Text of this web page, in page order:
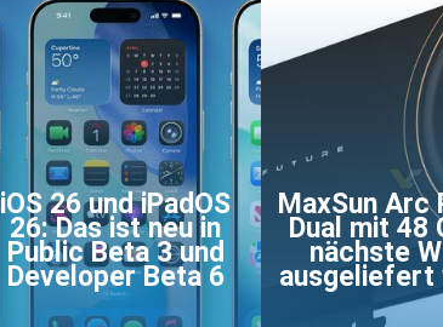
iOS 26 und iPadOS
26: Das ist neu in
Public Beta 3 und
Developer Beta 6
MaxSun Arc
Dual mit 48
nächste
ausgeliefert